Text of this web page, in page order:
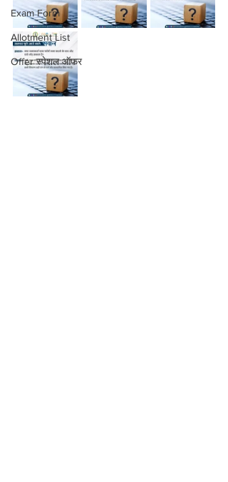
Exam Form
Allotment List
Offer स्पेशल ऑफर